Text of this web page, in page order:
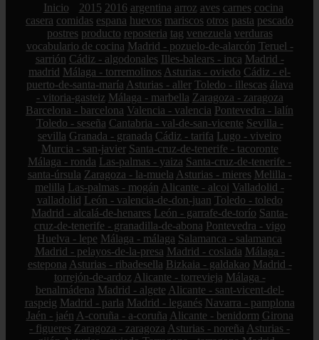
Inicio 2015 2016 argentina arroz aves carnes cocina
casera comidas espana huevos mariscos otros pasta pescado
postres producto reposteria tag venezuela verduras
vocabulario de cocina Madrid - pozuelo-de-alarcón Teruel -
sarrión Cádiz - algodonales Illes-balears - inca Madrid -
madrid Málaga - torremolinos Asturias - oviedo Cádiz - el-
puerto-de-santa-maría Asturias - aller Toledo - illescas álava
- vitoria-gasteiz Málaga - marbella Zaragoza - zaragoza
Barcelona - barcelona Valencia - valencia Pontevedra - lalín
Toledo - seseña Cantabria - val-de-san-vicente Sevilla -
sevilla Granada - granada Cádiz - tarifa Lugo - viveiro
Murcia - san-javier Santa-cruz-de-tenerife - tacoronte
Málaga - ronda Las-palmas - yaiza Santa-cruz-de-tenerife -
santa-úrsula Zaragoza - la-muela Asturias - mieres Melilla -
melilla Las-palmas - mogán Alicante - alcoi Valladolid -
valladolid León - valencia-de-don-juan Toledo - toledo
Madrid - alcalá-de-henares León - garrafe-de-torío Santa-
cruz-de-tenerife - granadilla-de-abona Pontevedra - vigo
Huelva - lepe Málaga - málaga Salamanca - salamanca
Madrid - pelayos-de-la-presa Madrid - coslada Málaga -
estepona Asturias - ribadesella Bizkaia - galdakao Madrid -
torrejón-de-ardoz Alicante - torrevieja Málaga -
benalmádena Madrid - algete Alicante - sant-vicent-del-
raspeig Madrid - parla Madrid - leganés Navarra - pamplona
Jaén - jaén A-coruña - a-coruña Alicante - benidorm Girona
- figueres Zaragoza - zaragoza Asturias - noreña Asturias -